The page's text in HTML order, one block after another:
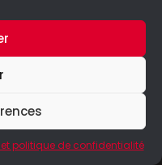
politique de confidentialité
légales & Politique de